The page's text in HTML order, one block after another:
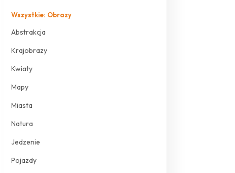
Wszystkie: Obrazy
Abstrakcja
Krajobrazy
Kwiaty
Mapy
Miasta
Natura
Jedzenie
Pojazdy